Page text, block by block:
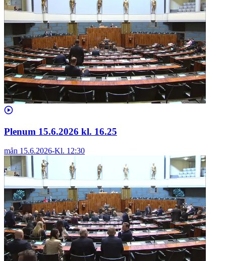
Plenum 15.6.2026 kl. 16.25
mån 15.6.2026-Kl. 12:30